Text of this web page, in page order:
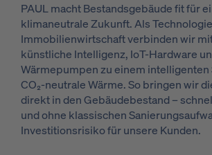
PAUL macht Bestandsgebäude fit für
klimaneutrale Zukunft. Als
Immobilienwirtschaft verbinden wir
künstliche Intelligenz, IoT-Hardware
Wärmepumpen zu einem intelligenten
CO₂-neutrale Wärme. So bringen wir
direkt in den Gebäudebestand –
und ohne klassischen
Investitionsrisiko für unsere Kunden.